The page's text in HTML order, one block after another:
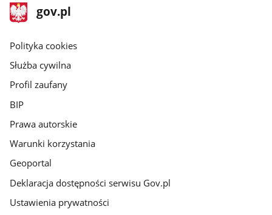
stopka
gov.pl
Strona
gov.pl
gov.pl
Polityka cookies
Służba cywilna
Profil zaufany
BIP
Prawa autorskie
Warunki korzystania
Geoportal
Deklaracja dostępności serwisu Gov.pl
Ustawienia prywatności